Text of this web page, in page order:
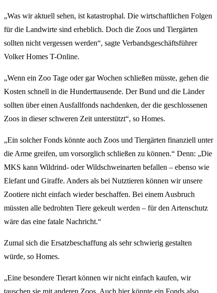
„Was wir aktuell sehen, ist katastrophal. Die wirtschaftlichen Folgen
für die Landwirte sind erheblich. Doch die Zoos und Tiergärten
sollten nicht vergessen werden“, sagte Verbandsgeschäftsführer
Volker Homes T-Online.
„Wenn ein Zoo Tage oder gar Wochen schließen müsste, gehen die
Kosten schnell in die Hunderttausende. Der Bund und die Länder
sollten über einen Ausfallfonds nachdenken, der die geschlossenen
Zoos in dieser schweren Zeit unterstützt“, so Homes.
„Ein solcher Fonds könnte auch Zoos und Tiergärten finanziell unter
die Arme greifen, um vorsorglich schließen zu können.“ Denn: „Die
MKS kann Wildrind- oder Wildschweinarten befallen – ebenso wie
Elefant und Giraffe. Anders als bei Nutztieren können wir unsere
Zootiere nicht einfach wieder beschaffen. Bei einem Ausbruch
müssten alle bedrohten Tiere gekeult werden – für den Artenschutz
wäre das eine fatale Nachricht.“
Zumal sich die Ersatzbeschaffung als sehr schwierig gestalten
würde, so Homes.
„Eine besondere Tierart können wir nicht einfach kaufen, wir
tauschen sie mit anderen Zoos. Auch hier könnte ein Fonds also